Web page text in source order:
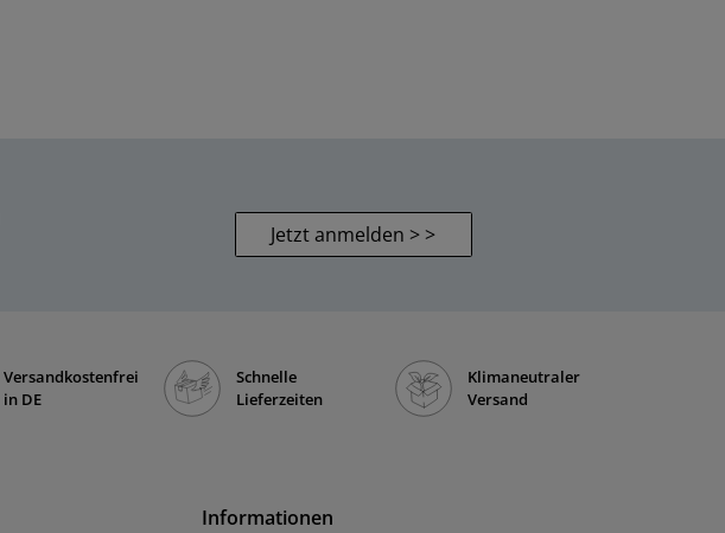
Jetzt anmelden > >
Versandkostenfrei
in DE
Schnelle
Lieferzeiten
Klimaneutraler
Versand
Informationen